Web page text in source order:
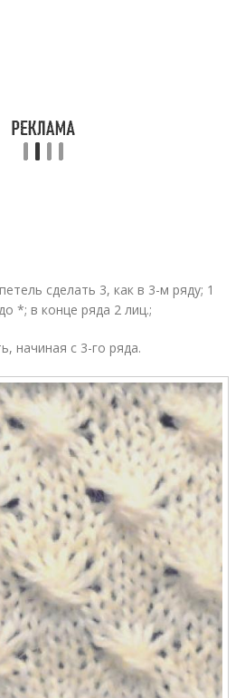
сделать 3, как в 3-м ряду; 1
*; в конце ряда 2 лиц.;
начиная с 3-го ряда.